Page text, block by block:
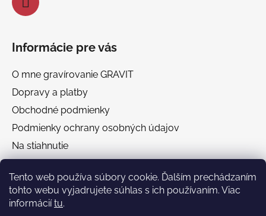
Tento web používa súbory cookie. Ďalším prechádzaním
tohto webu vyjadrujete súhlas s ich používaním. Viac
informáciítu.
Informácie pre vás
O mne gravírovanie GRAVIT
Dopravy a platby
Obchodné podmienky
Podmienky ochrany osobných údajov
Na stiahnutie
Facebook